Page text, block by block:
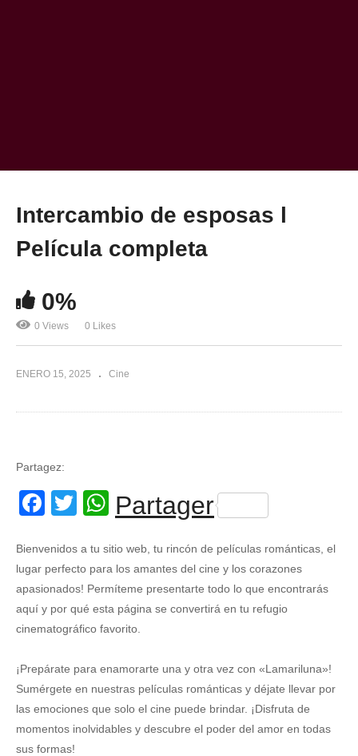
Intercambio de esposas l
Película completa
0%
0 Views 0 Likes
ENERO 15, 2025 Cine
Partagez:
Facebook
Twitter
WhatsApp
Partager
Bienvenidos a tu sitio web, tu rincón de películas románticas, el
lugar perfecto para los amantes del cine y los corazones
apasionados! Permíteme presentarte todo lo que encontrarás
aquí y por qué esta página se convertirá en tu refugio
cinematográfico favorito.
¡Prepárate para enamorarte una y otra vez con «Lamariluna»!
Sumérgete en nuestras películas románticas y déjate llevar por
las emociones que solo el cine puede brindar. ¡Disfruta de
momentos inolvidables y descubre el poder del amor en todas
sus formas!